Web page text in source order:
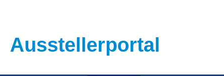
Ausstellerportal